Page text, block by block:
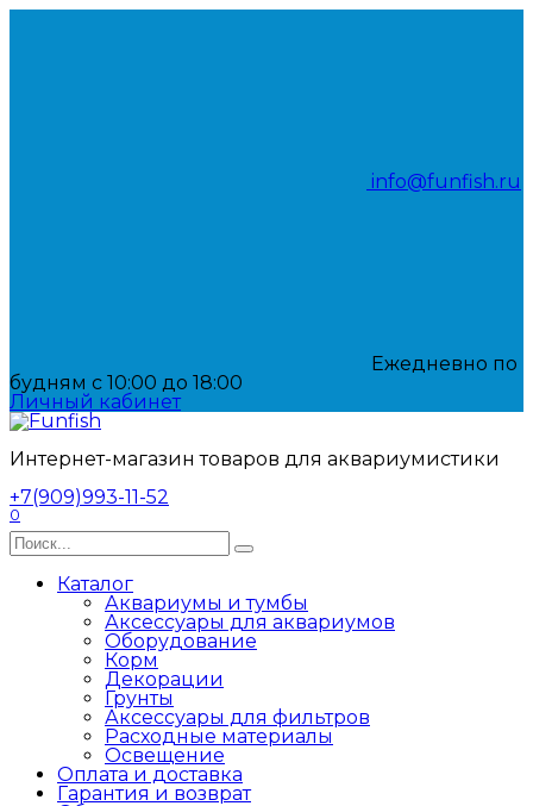
Перейти
info@funfish.ru
Ежедневно по
будням с 10:00 до 18:00
Личный кабинет
Интернет-магазин товаров для аквариумистики
+7(909)993-11-52
0
Search
for:
Каталог
Аквариумы и тумбы
Аксессуары для аквариумов
Оборудование
Корм
Декорации
Грунты
Аксессуары для фильтров
Расходные материалы
Освещение
Оплата и доставка
Гарантия и возврат